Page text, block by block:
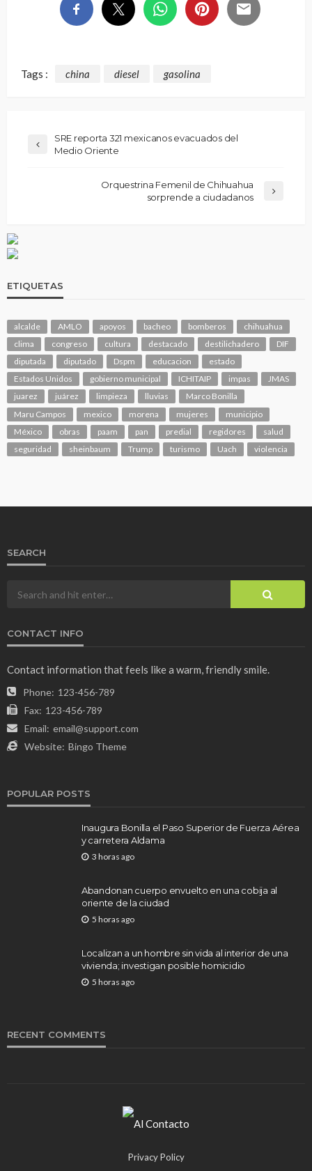
Tags : china diesel gasolina
SRE reporta 321 mexicanos evacuados del
Medio Oriente
Orquestrina Femenil de Chihuahua
sorprende a ciudadanos
ETIQUETAS
alcalde AMLO apoyos bacheo bomberos
chihuahua
clima
congreso cultura destacado destilichadero
DIF
diputada
diputado Dspm educacion
estado
Estados Unidos
gobierno municipal ICHITAIP impas
JMAS
juarez
juárez limpieza lluvias
Marco Bonilla
Maru Campos
mexico morena mujeres
municipio
México
obras paam pan predial regidores
salud
seguridad
sheinbaum Trump turismo Uach violencia
SEARCH
CONTACT INFO
Contact information that feels like a warm, friendly smile.
Phone: 123-456-789
Fax: 123-456-789
Email: email@support.com
Website: Bingo Theme
POPULAR POSTS
Inaugura Bonilla el Paso Superior de Fuerza Aérea
y carretera Aldama
3 horas ago
Abandonan cuerpo envuelto en una cobija al
oriente de la ciudad
5 horas ago
Localizan a un hombre sin vida al interior de una
vivienda; investigan posible homicidio
5 horas ago
RECENT COMMENTS
Privacy Policy